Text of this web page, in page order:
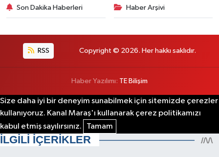
Son Dakika Haberleri Haber Arşivi
RSS Copyright © 2026. Her hakkı saklıdır.
Haber Yazılımı: TE Bilişim
Size daha iyi bir deneyim sunabilmek için sitemizde çerezler
kullanıyoruz. Kanal Maraş'ı kullanarak çerez politikamızı
kabul etmiş sayılırsınız.
Tamam